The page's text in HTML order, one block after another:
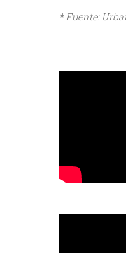
* Fuente: